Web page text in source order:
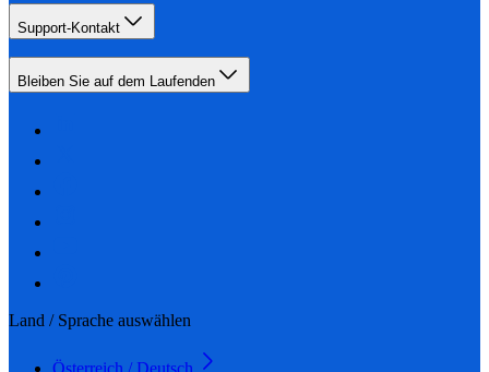
Support-Kontakt
Bleiben Sie auf dem Laufenden
Land / Sprache auswählen
Österreich / Deutsch